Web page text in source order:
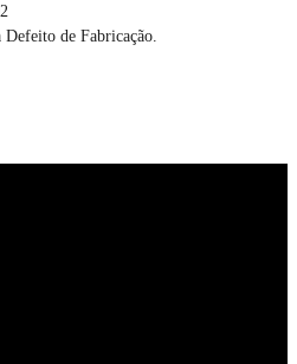
Defeito de Fabricação.